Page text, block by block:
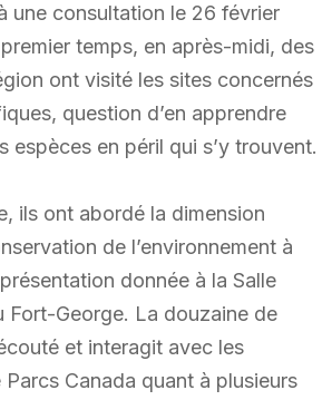
une consultation le 26 février
temps, en après-midi, des
ont visité les sites concernés
question d’en apprendre
espèces en péril qui s’y trouvent.
ils ont abordé la dimension
de l’environnement à
présentation donnée à la Salle
Fort-George. La douzaine de
et interagit avec les
Canada quant à plusieurs